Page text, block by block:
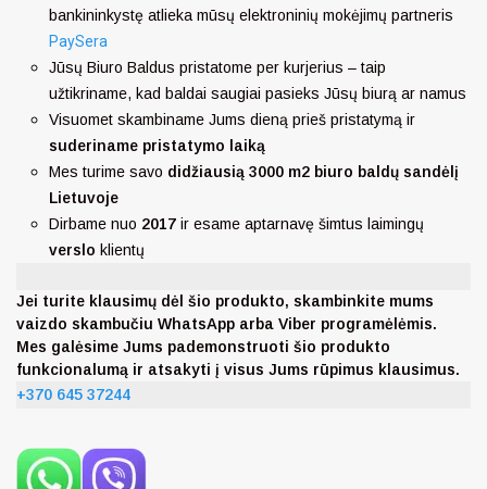
bankininkystę atlieka mūsų elektroninių mokėjimų partneris
PaySera
Jūsų Biuro Baldus pristatome per kurjerius – taip
užtikriname, kad baldai saugiai pasieks Jūsų biurą ar namus
Visuomet skambiname Jums dieną prieš pristatymą ir
suderiname pristatymo laiką
Mes turime savo didžiausią 3000 m2 biuro baldų sandėlį
Lietuvoje
Dirbame nuo 2017 ir esame aptarnavę šimtus laimingų
verslo klientų
Jei turite klausimų dėl šio produkto, skambinkite mums
vaizdo skambučiu WhatsApp arba Viber programėlėmis.
Mes galėsime Jums pademonstruoti šio produkto
funkcionalumą ir atsakyti į visus Jums rūpimus klausimus.
+370 645 37244